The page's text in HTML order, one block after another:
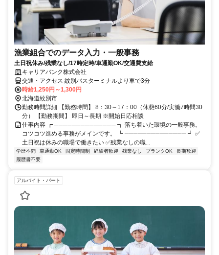
漁業組合でのデータ入力・一般事務
土日祝休み/残業なし/17時定時/車通勤OK/交通費支給
キャリアバンク株式会社
交通・アクセス 紋別バスターミナルより車で3分
時給1,250円～1,300円
北海道紋別市
勤務時間詳細 【勤務時間】 8：30～17：00（休憩60分/実働7時間30
分） 【勤務期間】 即日～長期 ※開始日応相談
仕事内容 ┏ ────────────── ┓ 落ち着いた環境の一般事務。
コツコツ進める事務がメインです。 ┗ ────────────── ┛ ✅
土日祝は休みの職場で働きたい ✅残業なしの職...
学歴不問 車通勤OK 固定時間制 経験者歓迎 残業なし ブランクOK
長期歓迎
履歴書不要
アルバイト・パート